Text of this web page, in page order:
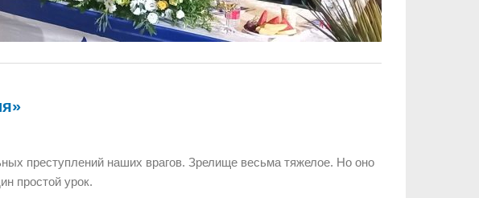
преступлений наших врагов. Зрелище весьма тяжелое. Но оно
простой урок.